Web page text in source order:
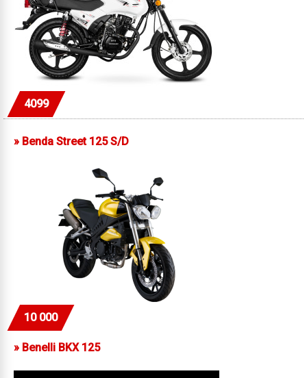
4099
» Benda Street 125 S/D
10 000
» Benelli BKX 125